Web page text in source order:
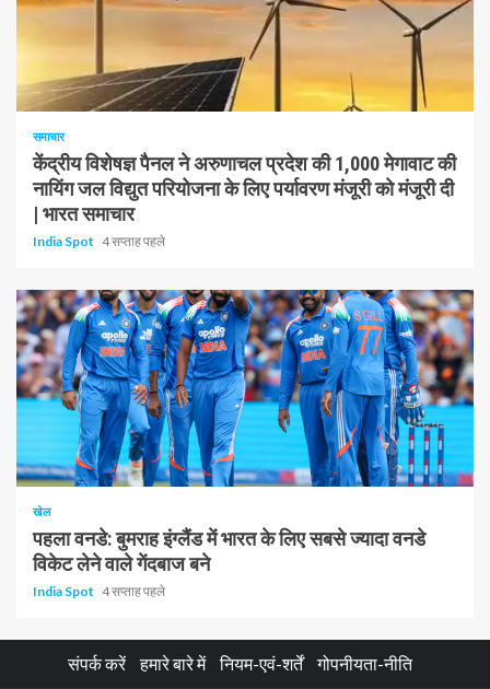
1 न्यूनतम पढ़ा
समाचार
केंद्रीय विशेषज्ञ पैनल ने अरुणाचल प्रदेश की 1,000 मेगावाट की
नायिंग जल विद्युत परियोजना के लिए पर्यावरण मंजूरी को मंजूरी दी
| भारत समाचार
India Spot 4 सप्ताह पहले
1 न्यूनतम पढ़ा
खेल
पहला वनडे: बुमराह इंग्लैंड में भारत के लिए सबसे ज्यादा वनडे
विकेट लेने वाले गेंदबाज बने
India Spot 4 सप्ताह पहले
संपर्क करें हमारे बारे में नियम-एवं-शर्तें गोपनीयता-नीति